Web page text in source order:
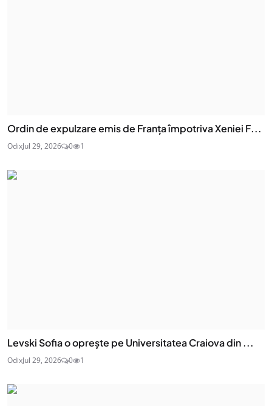
Ordin de expulzare emis de Franța împotriva Xeniei F...
OdixJul 29, 2026 0 1
Levski Sofia o oprește pe Universitatea Craiova din ...
OdixJul 29, 2026 0 1